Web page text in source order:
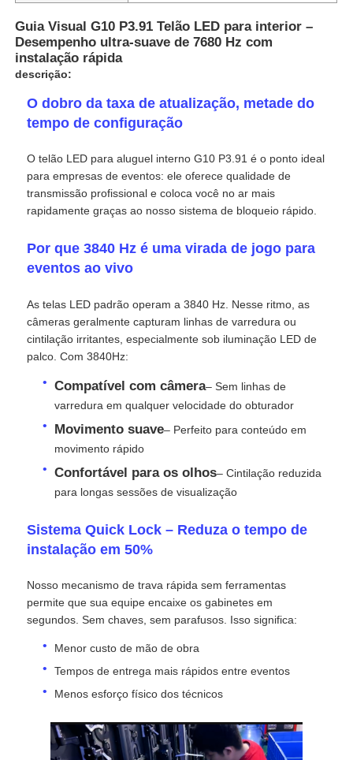
Para casa
Produtos
Vídeos
Espetáculo VR
Sobre nós
Visita à Fábrica
Controle de qualidade
Contacte-nos
Notícias
Casos
Guia Visual G10 P3.91 Telão LED para interior –
Desempenho ultra-suave de 7680 Hz com
instalação rápida
descrição:
O dobro da taxa de atualização, metade do
tempo de configuração
O telão LED para aluguel interno G10 P3.91 é o ponto ideal
para empresas de eventos: ele oferece qualidade de
transmissão profissional e coloca você no ar mais
rapidamente graças ao nosso sistema de bloqueio rápido.
Por que 3840 Hz é uma virada de jogo para
eventos ao vivo
As telas LED padrão operam a 3840 Hz. Nesse ritmo, as
câmeras geralmente capturam linhas de varredura ou
cintilação irritantes, especialmente sob iluminação LED de
palco. Com 3840Hz:
Compatível com câmera– Sem linhas de
varredura em qualquer velocidade do obturador
Movimento suave– Perfeito para conteúdo em
movimento rápido
Confortável para os olhos– Cintilação reduzida
para longas sessões de visualização
Sistema Quick Lock – Reduza o tempo de
instalação em 50%
Nosso mecanismo de trava rápida sem ferramentas
permite que sua equipe encaixe os gabinetes em
segundos. Sem chaves, sem parafusos. Isso significa:
Menor custo de mão de obra
Tempos de entrega mais rápidos entre eventos
Menos esforço físico dos técnicos